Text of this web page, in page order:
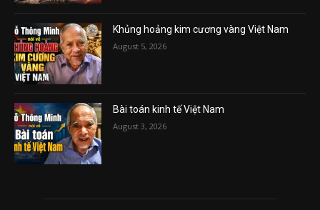
Khủng hoảng kim cương vàng Việt Nam
August 5, 2026
Bài toán kinh tế Việt Nam
August 3, 2026